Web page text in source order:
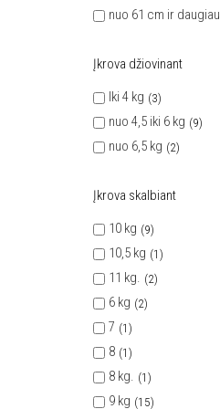
nuo 61 cm ir daugiau
Įkrova džiovinant
Iki 4 kg
3
nuo 4,5 iki 6 kg 9
nuo 6,5 kg 2
Įkrova skalbiant
10 kg
9
10,5 kg 1
11 kg. 2
6 kg 2
7 1
8 1
8 kg. 1
9 kg 15